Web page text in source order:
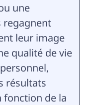
une
regagnent
leur image
qualité de vie
résultats
fonction de la